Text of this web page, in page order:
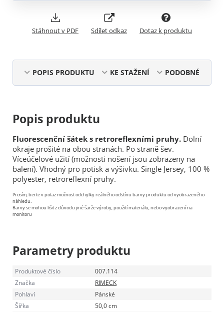
Stáhnout v PDF Sdílet odkaz Dotaz k produktu
POPIS PRODUKTU KE STAŽENÍ PODOBNÉ
Popis produktu
Fluorescenční šátek s retroreflexními pruhy. Dolní
okraje prošité na obou stranách. Po straně šev.
Víceúčelové užití (možnosti nošení jsou zobrazeny na
balení). Vhodný pro potisk a výšivku. Single Jersey, 100 %
polyester, retroreflexní pruhy.
Prosím, berte v potaz možnost odchylky reálného odstínu barvy produktu od vyobrazeného
náhledu.
Barvy se mohou lišit z důvodu jiné šarže výroby, použití materiálu, nebo vyobrazení na
monitoru
Parametry produktu
Produktové číslo
007.114
Značka
RIMECK
Pohlaví
Pánské
Šířka
50,0 cm